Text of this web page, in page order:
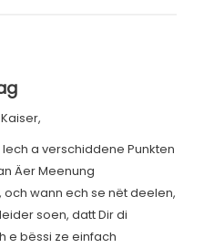
a verschiddene Punkten
Äer Meenung
wann ech se nët deelen,
soen, datt Dir di
e bëssi ze einfach